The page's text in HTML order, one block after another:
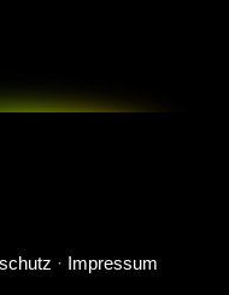
· Impressum